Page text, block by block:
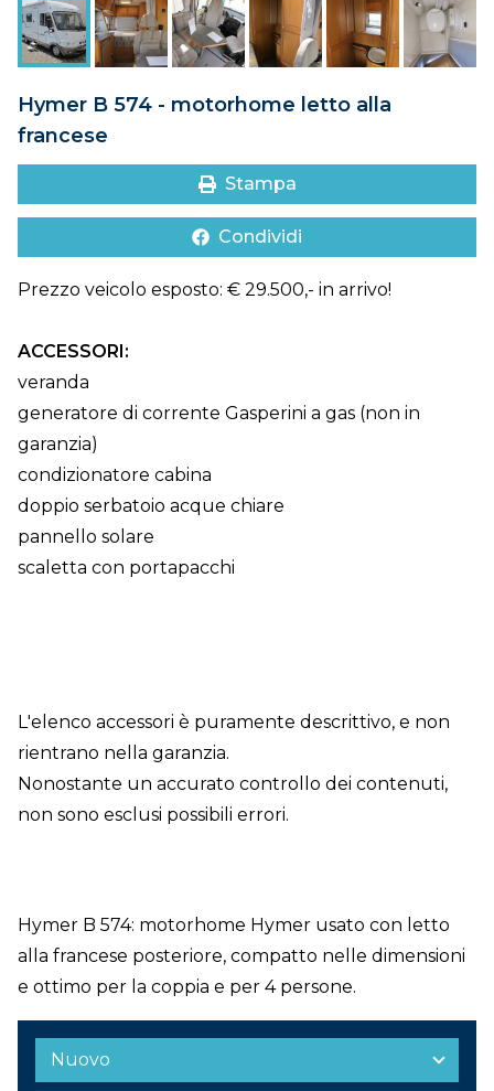
DOVE SIAMO
CONTATTI
Hymer B 574 - motorhome letto alla
francese
Stampa
Condividi
Prezzo veicolo esposto: € 29.500,- in arrivo!
ACCESSORI:
veranda
generatore di corrente Gasperini a gas (non in
garanzia)
condizionatore cabina
doppio serbatoio acque chiare
pannello solare
scaletta con portapacchi
L'elenco accessori è puramente descrittivo, e non
rientrano nella garanzia.
Nonostante un accurato controllo dei contenuti,
non sono esclusi possibili errori.
Hymer B 574: motorhome Hymer usato con letto
alla francese posteriore, compatto nelle dimensioni
e ottimo per la coppia e per 4 persone.